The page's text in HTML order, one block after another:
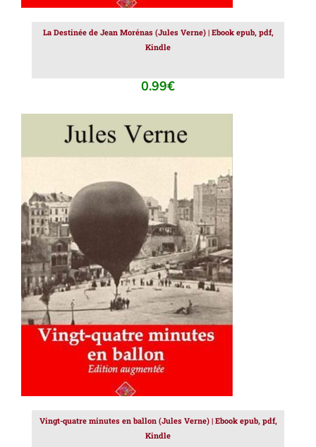
La Destinée de Jean Morénas (Jules Verne) | Ebook epub, pdf,
Kindle
0.99€
AJOUTER AU PANIER / DÉTAILS
Vingt-quatre minutes en ballon (Jules Verne) | Ebook epub, pdf,
Kindle